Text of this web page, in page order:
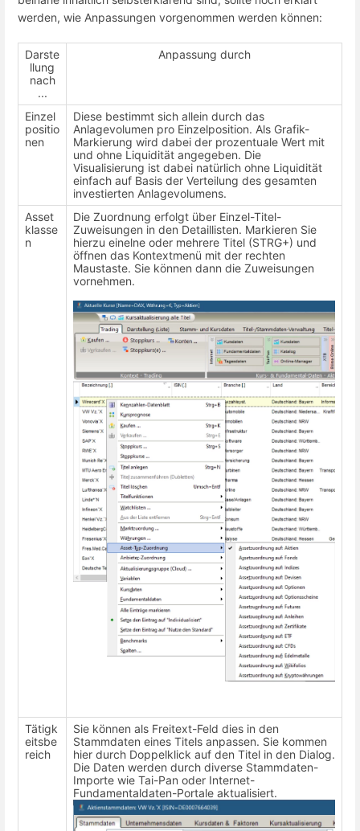
werden, wie Anpassungen vorgenommen werden können:
Darste
llung
nach
...
Anpassung durch
Einzel
positio
nen
Diese bestimmt sich allein durch das
Anlagevolumen pro Einzelposition. Als Grafik-
Markierung wird dabei der prozentuale Wert mit
und ohne Liquidität angegeben. Die
Visualisierung ist dabei natürlich ohne Liquidität
einfach auf Basis der Verteilung des gesamten
investierten Anlagevolumens.
Asset
klasse
n
Die Zuordnung erfolgt über Einzel-Titel-
Zuweisungen in den Detaillisten. Markieren Sie
hierzu einelne oder mehrere Titel (STRG+) und
öffnen das Kontextmenü mit der rechten
Maustaste. Sie können dann die Zuweisungen
vornehmen.
Tätigk
eitsbe
reich
Sie können als Freitext-Feld dies in den
Stammdaten eines Titels anpassen. Sie kommen
hier durch Doppelklick auf den Titel in den Dialog.
Die Daten werden durch diverse Stammdaten-
Importe wie Tai-Pan oder Internet-
Fundamentaldaten-Portale aktualisiert.